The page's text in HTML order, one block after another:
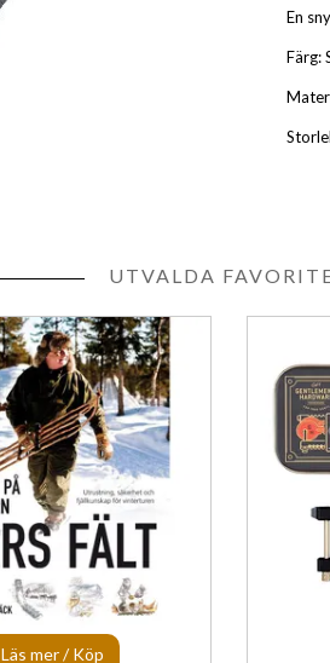
En
Färg:
UTVALDA
Läs mer / Köp